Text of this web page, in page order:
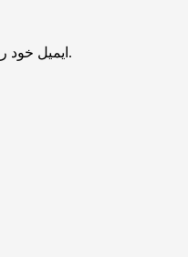
ایمیل خود را برای تنظیم مجدد رمز عبور خود را بررسی کنید.